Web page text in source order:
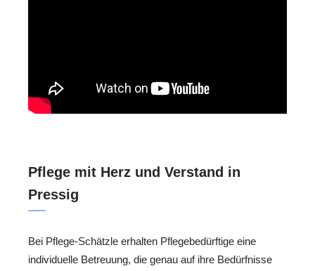
Pflege mit Herz und Verstand in
Pressig
Bei Pflege-Schätzle erhalten Pflegebedürftige eine
individuelle Betreuung, die genau auf ihre Bedürfnisse